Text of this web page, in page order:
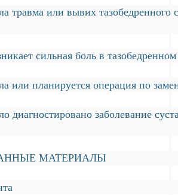
травма или вывих тазобедренного
сильная боль в
или планируется операция по
диагностировано заболевание
МАТЕРИАЛЫ